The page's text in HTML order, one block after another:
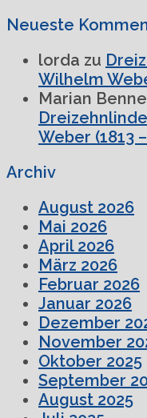
Neueste
lorda zu
Wilhelm
Marian
Weber (1813
Archiv
August 2026
Mai 2026
April 2026
März 2026
Februar 2026
Januar 2026
Dezember
November
Oktober 2025
September
August 2025